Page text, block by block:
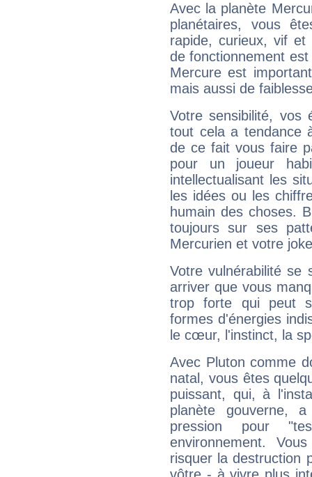
Avec la planète
planétaires, vous
rapide, curieux, vif et
de fonctionnement
Mercure est
mais aussi de
Votre sensibilité,
tout cela a tendance
de ce fait vous faire
pour un joueur
intellectualisant les
les idées ou les
humain des choses.
toujours sur ses
Mercurien et votre
Votre vulnérabilité se
arriver que vous
trop forte qui peut
formes d'énergies
le cœur, l'instinct, la
Avec Pluton comme
natal, vous êtes
puissant, qui, à
planète gouverne,
pression pour
environnement.
risquer la destruction